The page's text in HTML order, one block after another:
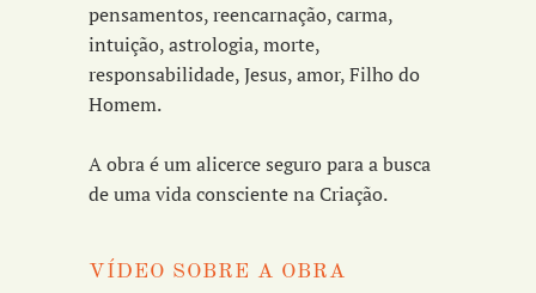
pensamentos, reencarnação, carma,
intuição, astrologia, morte,
responsabilidade, Jesus, amor, Filho do
Homem.
A obra é um alicerce seguro para a busca
de uma vida consciente na Criação.
VÍDEO SOBRE A OBRA